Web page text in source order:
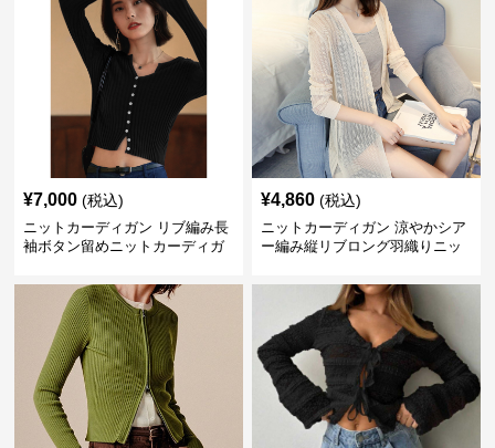
¥7,000 (税込)
ニットカーディガン リブ編み長
袖ボタン留めニットカーディガ
¥4,860 (税込)
ニットカーディガン 涼やかシア
ー編み縦リブロング羽織りニッ